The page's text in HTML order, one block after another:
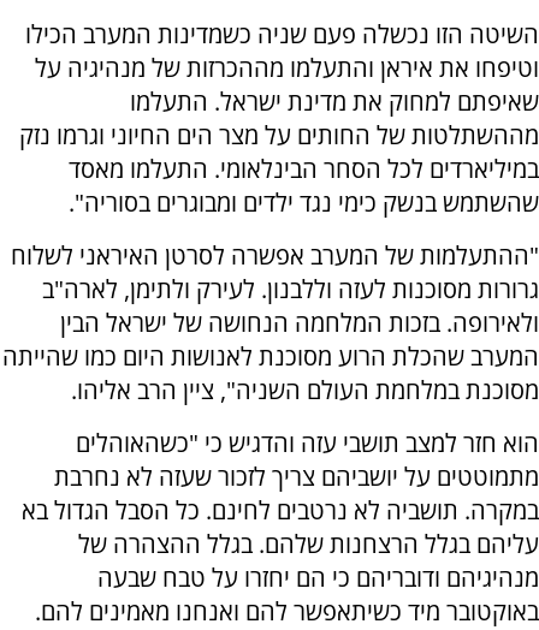
השיטה הזו נכשלה פעם שניה כשמדינות המערב הכילו
וטיפחו את איראן והתעלמו מההכרזות של מנהיגיה על
שאיפתם למחוק את מדינת ישראל. התעלמו
מההשתלטות של החותים על מצר הים החיוני וגרמו נזק
במיליארדים לכל הסחר הבינלאומי. התעלמו מאסד
שהשתמש בנשק כימי נגד ילדים ומבוגרים בסוריה".
"ההתעלמות של המערב אפשרה לסרטן האיראני לשלוח
גרורות מסוכנות לעזה וללבנון. לעירק ולתימן, לארה"ב
ולאירופה. בזכות המלחמה הנחושה של ישראל הבין
המערב שהכלת הרוע מסוכנת לאנושות היום כמו שהייתה
מסוכנת במלחמת העולם השניה", ציין הרב אליהו.
הוא חזר למצב תושבי עזה והדגיש כי "כשהאוהלים
מתמוטטים על יושביהם צריך לזכור שעזה לא נחרבת
במקרה. תושביה לא נרטבים לחינם. כל הסבל הגדול בא
עליהם בגלל הרצחנות שלהם. בגלל ההצהרה של
מנהיגיהם ודובריהם כי הם יחזרו על טבח שבעה
באוקטובר מיד כשיתאפשר להם ואנחנו מאמינים להם.